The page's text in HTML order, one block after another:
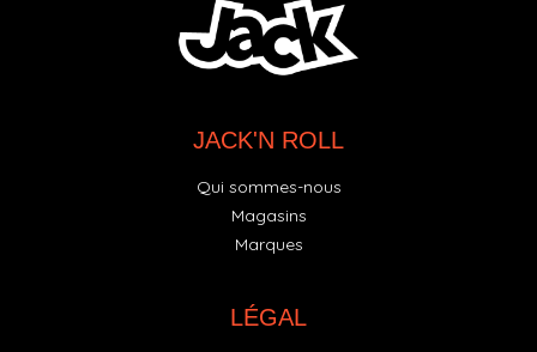
JACK'N ROLL
Qui sommes-nous
Magasins
Marques
LÉGAL